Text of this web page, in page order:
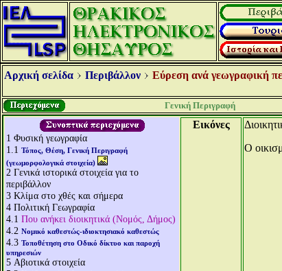
Αρχική σελίδα Περιβάλλον Εύρεση ανά γεωγραφική
Γενική Περιγραφή
1 Φυσική γεωγραφία
1.1 Τόπος, Θέση, Γενική Περιγραφή
(γεωμορφολογικά στοιχεία)
2 Γενικά ιστορικά στοιχεία για το
περιβάλλον
3 Κλίμα στο χθές και σήμερα
4 Πολιτική Γεωγραφία
4.1 Που ανήκει διοικητικά (Νομός, Δήμος)
4.2 Νομικό καθεστώς-ιδιοκτησιακό καθεστώς
4.3 Τοποθέτηση στο Οδικό δίκτυο και παροχή
υπηρεσιών
5 Αβιοτικά στοιχεία
Εικόνες
O